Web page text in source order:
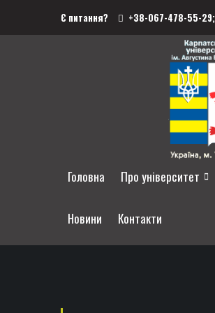
Є питання? +38-067-478-55-29;
Головна Про університет
Новини Контакти